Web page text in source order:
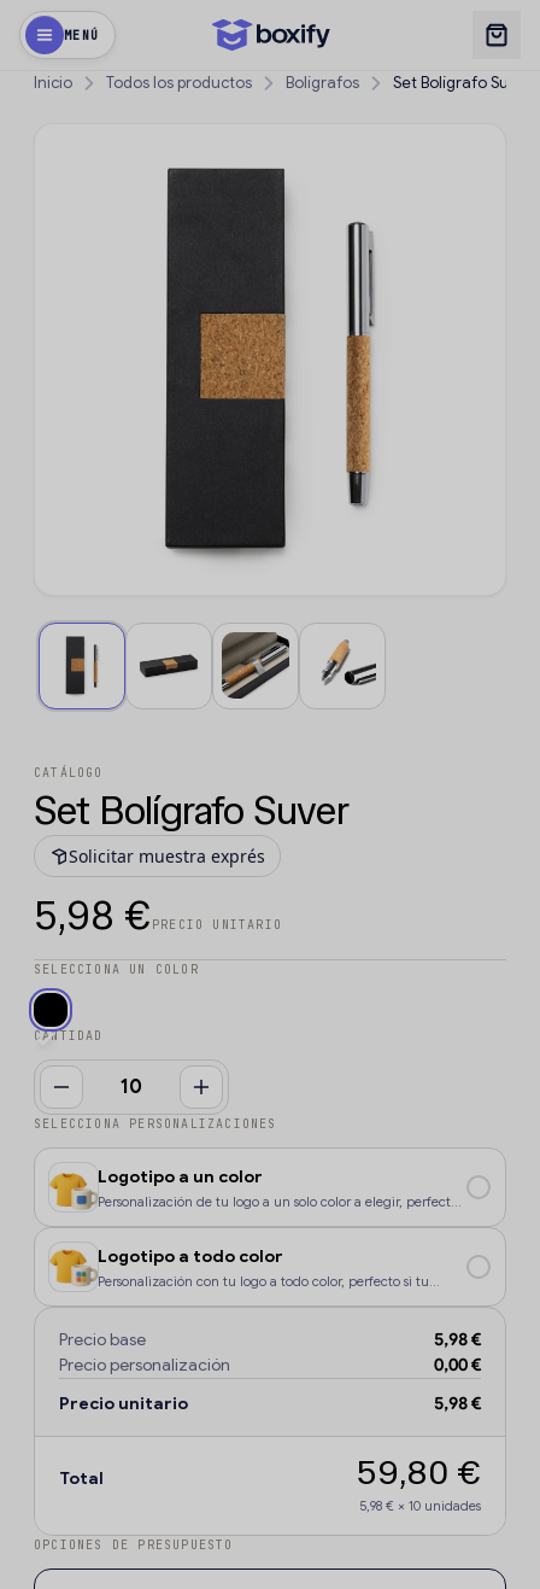
MENÚ
Inicio Todos los productos Bolígrafos Set Bolígrafo Suver
CATÁLOGO
Set Bolígrafo Suver
Solicitar muestra exprés
5,98 € PRECIO UNITARIO
SELECCIONA UN COLOR
CANTIDAD
SELECCIONA PERSONALIZACIONES
Logotipo a un color
Personalización de tu logo a un solo color a elegir, perfecto
Logotipo a todo color
Personalización con tu logo a todo color, perfecto si tu
Precio base
5,98 €
Precio personalización
0,00 €
Precio unitario
5,98 €
Total 59,80 €
5,98 € × 10 unidades
OPCIONES DE PRESUPUESTO